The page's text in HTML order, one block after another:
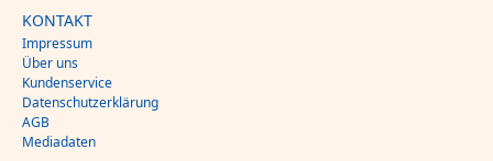
KONTAKT
Impressum
Über uns
Kundenservice
Datenschutzerklärung
AGB
Mediadaten